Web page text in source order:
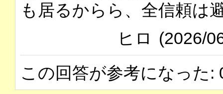
も居るからら、全信頼は
ヒロ (2026/
この回答が参考になっ